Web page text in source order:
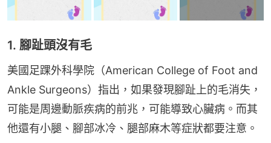
1. 腳趾頭沒有毛
美國足踝外科學院（American College of Foot and
Ankle Surgeons）指出，如果發現腳趾上的毛消失，
可能是周邊動脈疾病的前兆，可能導致心臟病。而其
他還有小腿、腳部冰冷、腿部麻木等症狀都要注意。